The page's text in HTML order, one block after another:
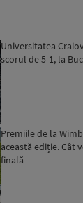
Universitatea
scorul de 5-1, la
Premiile de la
această ediție. Cât
finală